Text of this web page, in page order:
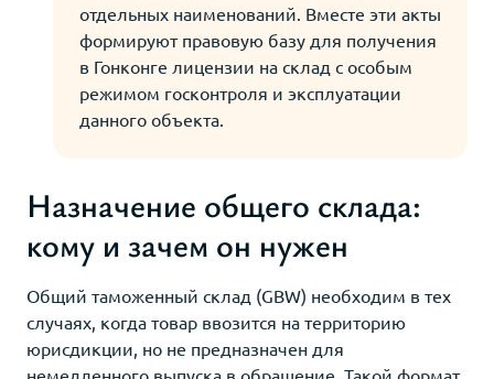
отдельных наименований. Вместе эти акты
формируют правовую базу для получения
в Гонконге лицензии на склад с особым
режимом госконтроля и эксплуатации
данного объекта.
Назначение общего склада:
кому и зачем он нужен
Общий таможенный склад (GBW) необходим в тех
случаях, когда товар ввозится на территорию
юрисдикции, но не предназначен для
немедленного выпуска в обращение. Такой формат